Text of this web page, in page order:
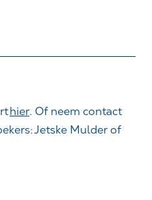
hier. Of neem contact
Jetske Mulder of